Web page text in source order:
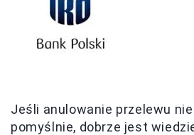
Jeśli anulowanie przelewu nie
pomyślnie, dobrze jest